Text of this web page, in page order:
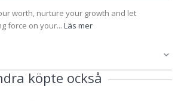
worth, nurture your growth and let
force on your... Läs mer
köpte också